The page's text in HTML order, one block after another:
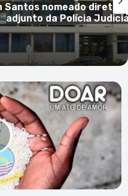
nomeado diretor
da Polícia Judiciária